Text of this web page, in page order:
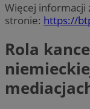
Więcej informacji
stronie: https://
Rola